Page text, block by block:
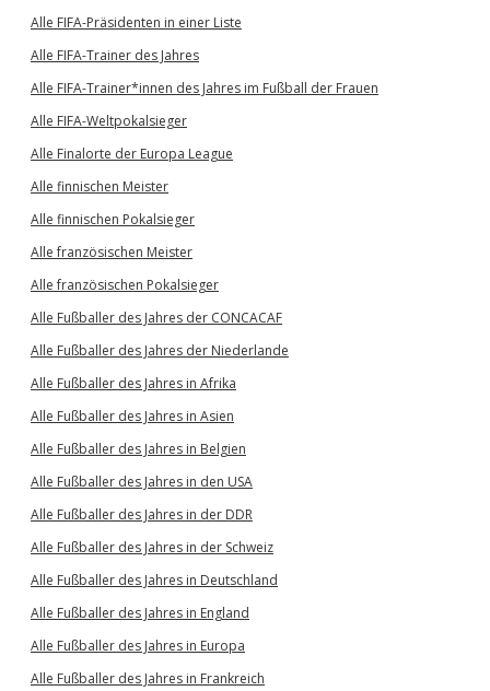
Alle FIFA-Präsidenten in einer Liste
Alle FIFA-Trainer des Jahres
Alle FIFA-Trainer*innen des Jahres im Fußball der Frauen
Alle FIFA-Weltpokalsieger
Alle Finalorte der Europa League
Alle finnischen Meister
Alle finnischen Pokalsieger
Alle französischen Meister
Alle französischen Pokalsieger
Alle Fußballer des Jahres der CONCACAF
Alle Fußballer des Jahres der Niederlande
Alle Fußballer des Jahres in Afrika
Alle Fußballer des Jahres in Asien
Alle Fußballer des Jahres in Belgien
Alle Fußballer des Jahres in den USA
Alle Fußballer des Jahres in der DDR
Alle Fußballer des Jahres in der Schweiz
Alle Fußballer des Jahres in Deutschland
Alle Fußballer des Jahres in England
Alle Fußballer des Jahres in Europa
Alle Fußballer des Jahres in Frankreich